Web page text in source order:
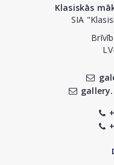
Klasiskās
SIA